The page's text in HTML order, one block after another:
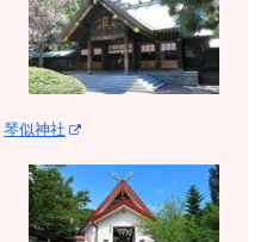
琴似神社